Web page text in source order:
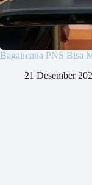
Bagaimana PNS Bisa
21 Desember